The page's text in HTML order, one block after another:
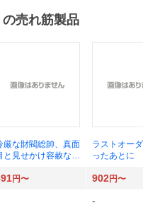
の売れ筋製品
厳な財閥総帥、真面
と見せかけ容赦なく
（ベリーズ文庫
バディシリーズ）
ラストオー
ったあとに
リーズ文庫
ほづみ／著
円〜 902円〜
-